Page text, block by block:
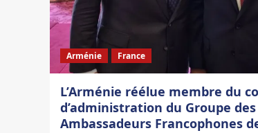
Arménie France
L’Arménie réélue membre du
d’administration du Groupe des
Ambassadeurs Francophones